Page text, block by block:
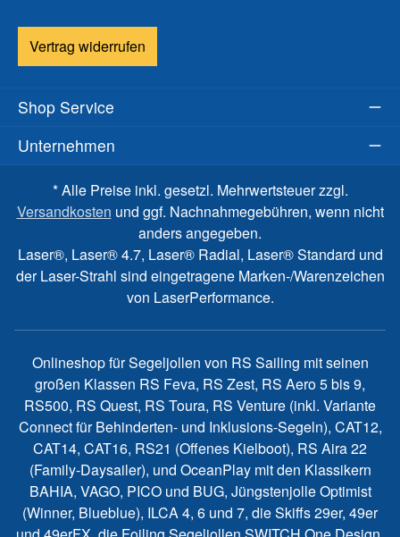
Vertrag widerrufen
Shop Service
Unternehmen
* Alle Preise inkl. gesetzl. Mehrwertsteuer zzgl.
Versandkosten und ggf. Nachnahmegebühren, wenn nicht
anders angegeben.
Laser®, Laser® 4.7, Laser® Radial, Laser® Standard und
der Laser-Strahl sind eingetragene Marken-/Warenzeichen
von LaserPerformance.
Onlineshop für Segeljollen von RS Sailing mit seinen
großen Klassen RS Feva, RS Zest, RS Aero 5 bis 9,
RS500, RS Quest, RS Toura, RS Venture (inkl. Variante
Connect für Behinderten- und Inklusions-Segeln), CAT12,
CAT14, CAT16, RS21 (Offenes Kielboot), RS Aira 22
(Family-Daysailer), und OceanPlay mit den Klassikern
BAHIA, VAGO, PICO und BUG, Jüngstenjolle Optimist
(Winner, Blueblue), ILCA 4, 6 und 7, die Skiffs 29er, 49er